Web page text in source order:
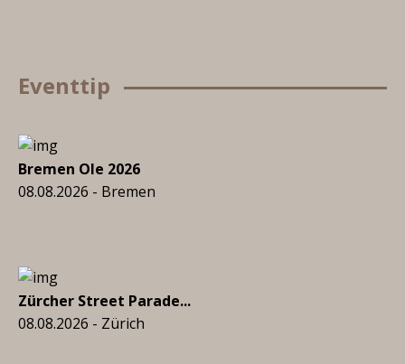
Eventtip
Bremen Ole 2026
08.08.2026 - Bremen
Zürcher Street Parade...
08.08.2026 - Zürich